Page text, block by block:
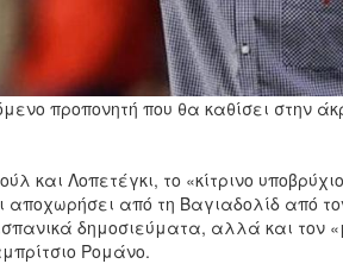
προπονητή που θα καθίσει στην
και Λοπετέγκι, το «κίτρινο
αποχωρήσει από τη Βαγιαδολίδ από
δημοσιεύματα, αλλά και τον
Ρομάνο.